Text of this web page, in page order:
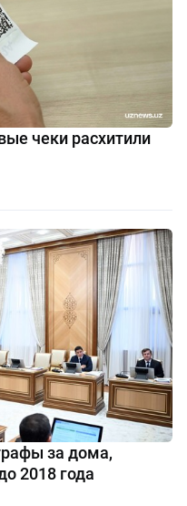
чеки расхитили
за дома,
2018 года